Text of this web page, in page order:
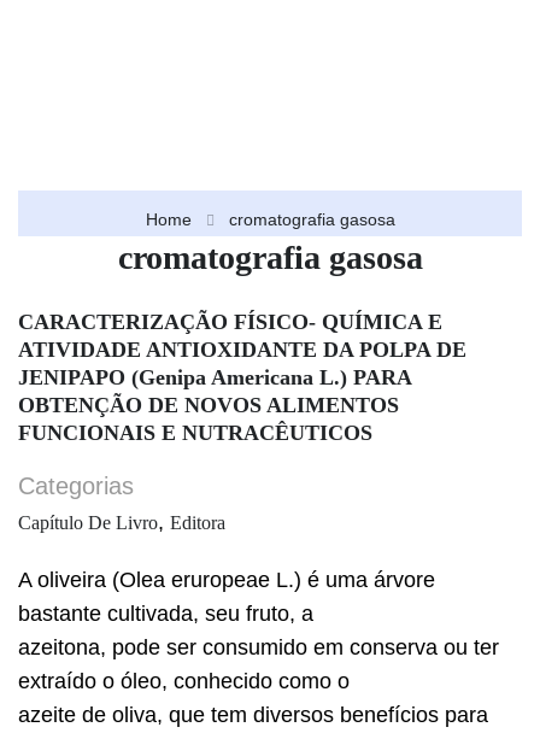
Home cromatografia gasosa
cromatografia gasosa
CARACTERIZAÇÃO FÍSICO- QUÍMICA E
ATIVIDADE ANTIOXIDANTE DA POLPA DE
JENIPAPO (Genipa Americana L.) PARA
OBTENÇÃO DE NOVOS ALIMENTOS
FUNCIONAIS E NUTRACÊUTICOS
Categorias
Capítulo De Livro, Editora
A oliveira (Olea eruropeae L.) é uma árvore
bastante cultivada, seu fruto, a
azeitona, pode ser consumido em conserva ou ter
extraído o óleo, conhecido como o
azeite de oliva, que tem diversos benefícios para